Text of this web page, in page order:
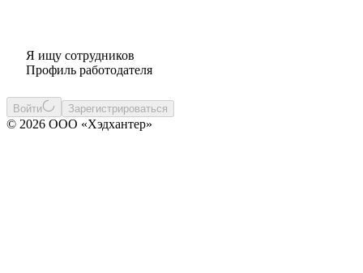
Я ищу сотрудников
Профиль работодателя
Войти Зарегистрироваться
© 2026 ООО «Хэдхантер»